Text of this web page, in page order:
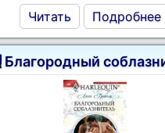
Читать Подробнее
Благородный